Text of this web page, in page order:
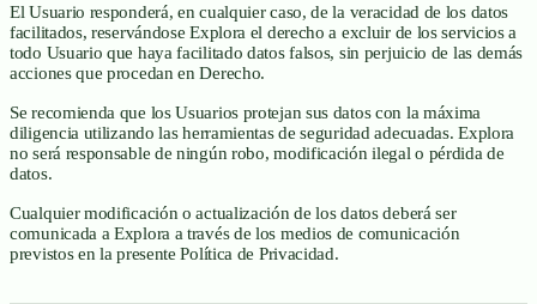
El Usuario responderá, en cualquier caso, de la veracidad de los datos
facilitados, reservándose Explora el derecho a excluir de los servicios a
todo Usuario que haya facilitado datos falsos, sin perjuicio de las demás
acciones que procedan en Derecho.
Se recomienda que los Usuarios protejan sus datos con la máxima
diligencia utilizando las herramientas de seguridad adecuadas. Explora
no será responsable de ningún robo, modificación ilegal o pérdida de
datos.
Cualquier modificación o actualización de los datos deberá ser
comunicada a Explora a través de los medios de comunicación
previstos en la presente Política de Privacidad.